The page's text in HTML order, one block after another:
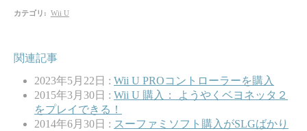
カテゴリ : Wii U
関連記事
2023年5月22日 : Wii U PROコントローラーを購入
2015年3月30日 : Wii U 購入： ようやくベヨネッタ２
をプレイできる！
2014年6月30日 : スーファミソフト購入がSLGばかり